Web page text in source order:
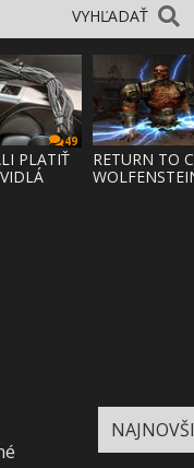
VYHĽADAŤ
49
PLATIŤ
RETURN TO